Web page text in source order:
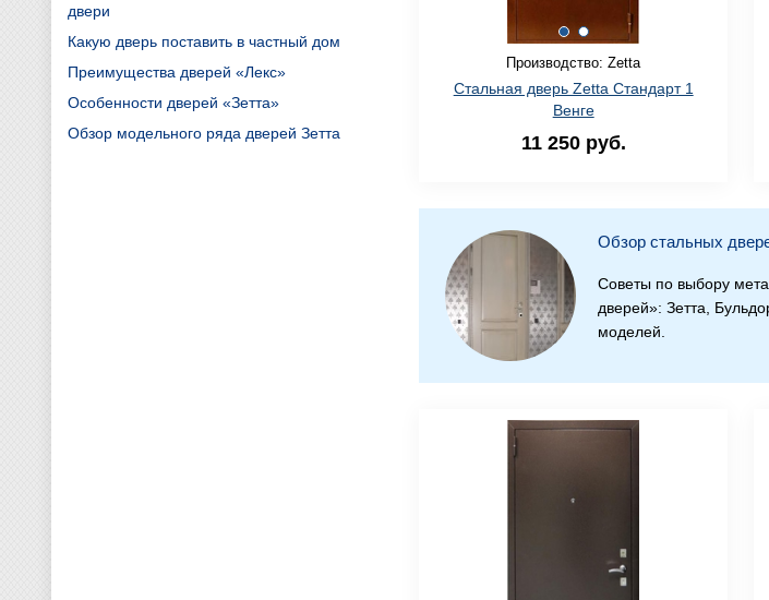
Производство: Zetta
Стальная дверь Zetta Стандарт 1
Венге
11 250 руб.
Обзор стальных
Советы по выбору
дверей»: Зетта,
моделей.
двери
Какую дверь поставить в частный дом
Преимущества дверей «Лекс»
Особенности дверей «Зетта»
Обзор модельного ряда дверей Зетта